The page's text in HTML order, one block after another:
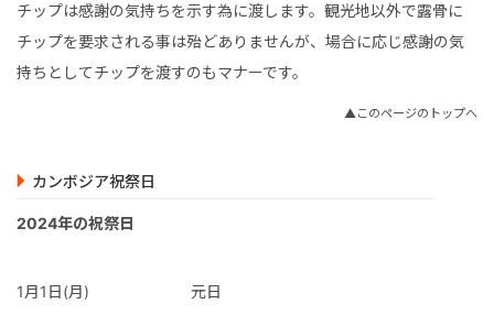
チップは感謝の気持ちを示す為に渡します。観光地以外で露骨に
チップを要求される事は殆どありませんが、場合に応じ感謝の気
持ちとしてチップを渡すのもマナーです。
▲このページのトップへ
カンボジア祝祭日
2024年の祝祭日
1月1日(月) 元日